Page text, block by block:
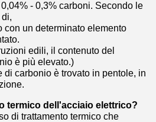
- 0,3% carboni. Secondo le
con un determinato elemento
edili, il contenuto del
è più elevato.)
di carbonio è trovato in pentole, in
termico dell'acciaio elettrico?
di trattamento termico che